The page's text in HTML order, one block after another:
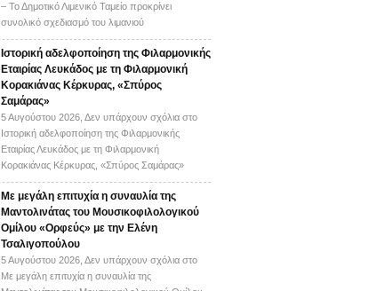
– Το Δημοτικό Λιμενικό Ταμείο προκρίνει
συνολικό σχεδιασμό του λιμανιού
Ιστορική αδελφοποίηση της Φιλαρμονικής
Εταιρίας Λευκάδος με τη Φιλαρμονική
Κορακιάνας Κέρκυρας, «Σπύρος
Σαμάρας»
5 Αυγούστου 2026, Δεν υπάρχουν σχόλια στο
Ιστορική αδελφοποίηση της Φιλαρμονικής
Εταιρίας Λευκάδος με τη Φιλαρμονική
Κορακιάνας Κέρκυρας, «Σπύρος Σαμάρας»
Με μεγάλη επιτυχία η συναυλία της
Μαντολινάτας του Μουσικοφιλολογικού
Ομίλου «Ορφεύς» με την Ελένη
Τσαλιγοπούλου
5 Αυγούστου 2026, Δεν υπάρχουν σχόλια στο
Με μεγάλη επιτυχία η συναυλία της